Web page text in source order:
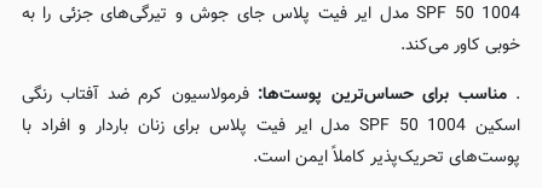
1004 SPF 50 مدل ایر فیت پلاس جای جوش و تیرگی‌های جزئی را به
خوبی کاور می‌کند.
.مناسب برای حساس‌ترین پوست‌ها: فرمولاسیون کرم ضد آفتاب رنگی
اسکین 1004 SPF 50 مدل ایر فیت پلاس برای زنان باردار و افراد با
پوست‌های تحریک‌پذیر کاملاً ایمن است.